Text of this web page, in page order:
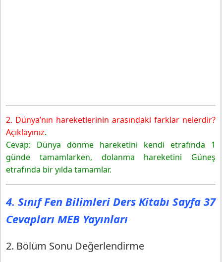
2. Dünya’nın hareketlerinin arasındaki farklar nelerdir?
Açıklayınız.
Cevap: Dünya dönme hareketini kendi etrafında 1
günde tamamlarken, dolanma hareketini Güneş
etrafında bir yılda tamamlar.
4. Sınıf Fen Bilimleri Ders Kitabı Sayfa 37
Cevapları MEB Yayınları
2. Bölüm Sonu Değerlendirme